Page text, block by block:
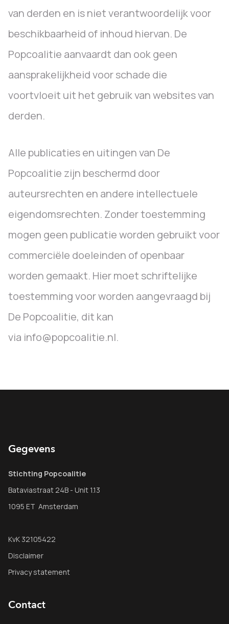
van derden en is niet verantwoordelijk voor
beschikbaarheid of inhoud hiervan. De
Popcoalitie aanvaardt dan ook geen
aansprakelijkheid voor schade die
voortvloeit uit het gebruik van websites van
derden.
Alle publicaties en uitingen van De
Popcoalitie zijn beschermd door
auteursrechten en andere intellectuele
eigendomsrechten. Zonder toestemming
mogen geen publicatie worden gebruikt voor
commerciële doeleinden of openbaar
worden gemaakt. Hier moet schriftelijke
toestemming voor worden aangevraagd bij
De Popcoalitie, dit kan
via info@popcoalitie.nl.
Gegevens
Stichting Popcoalitie
Bataviastraat 24B - Unit 1.13
1095 ET Amsterdam
KvK 32105422
Disclaimer
Privacy statement
Contact